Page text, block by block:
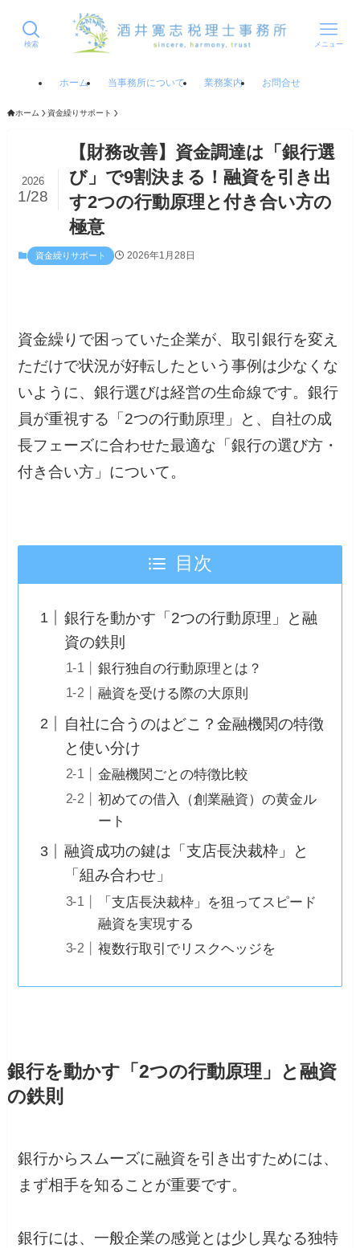
検索 メニュー
ホーム 当事務所について 業務案内 お問合せ
ホーム 資金繰りサポート
【財務改善】資金調達は「銀行選
び」で9割決まる！融資を引き出
す2つの行動原理と付き合い方の
極意
2026
1/28
資金繰りサポート 2026年1月28日
資金繰りで困っていた企業が、取引銀行を変え
ただけで状況が好転したという事例は少なくな
いように、銀行選びは経営の生命線です。銀行
員が重視する「2つの行動原理」と、自社の成
長フェーズに合わせた最適な「銀行の選び方・
付き合い方」について。
目次
銀行を動かす「2つの行動原理」と融
資の鉄則
銀行独自の行動原理とは？
融資を受ける際の大原則
自社に合うのはどこ？金融機関の特徴
と使い分け
金融機関ごとの特徴比較
初めての借入（創業融資）の黄金ル
ート
融資成功の鍵は「支店長決裁枠」と
「組み合わせ」
「支店長決裁枠」を狙ってスピード
融資を実現する
複数行取引でリスクヘッジを
銀行を動かす「2つの行動原理」と融資
の鉄則
銀行からスムーズに融資を引き出すためには、
まず相手を知ることが重要です。
銀行には、一般企業の感覚とは少し異なる独特